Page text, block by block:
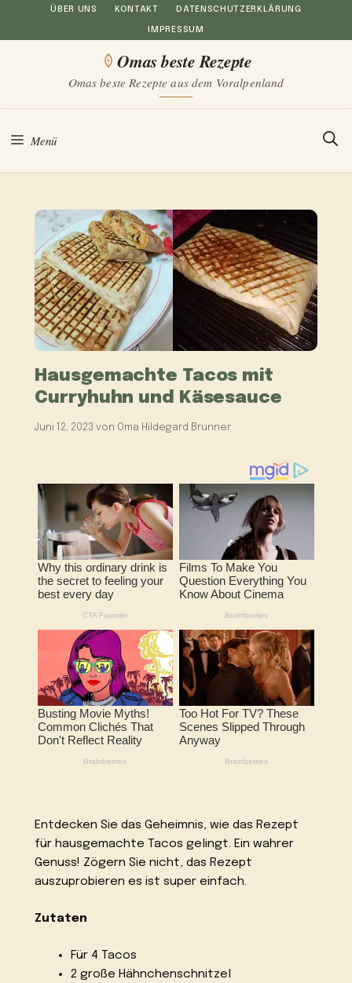
Inhalt
ÜBER UNS KONTAKT DATENSCHUTZERKLÄRUNG
IMPRESSUM
Omas beste Rezepte
Omas beste Rezepte aus dem Voralpenland
Menü
Hausgemachte Tacos mit
Curryhuhn und Käsesauce
Juni 12, 2023 von Oma Hildegard Brunner
Entdecken Sie das Geheimnis, wie das Rezept
für hausgemachte Tacos gelingt. Ein wahrer
Genuss! Zögern Sie nicht, das Rezept
auszuprobieren es ist super einfach.
Zutaten
Für 4 Tacos
2 große Hähnchenschnitzel